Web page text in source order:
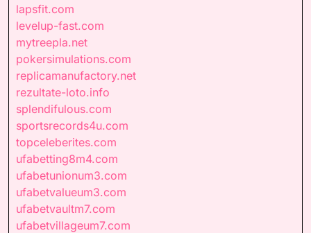
lapsfit.com
levelup-fast.com
mytreepla.net
pokersimulations.com
replicamanufactory.net
rezultate-loto.info
splendifulous.com
sportsrecords4u.com
topceleberites.com
ufabetting8m4.com
ufabetunionum3.com
ufabetvalueum3.com
ufabetvaultm7.com
ufabetvillageum7.com